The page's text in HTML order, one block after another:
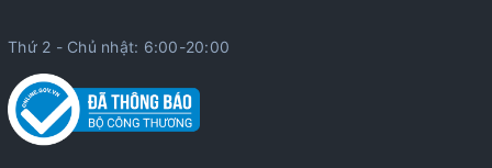
Thứ 2 - Chủ nhật: 6:00-20:00